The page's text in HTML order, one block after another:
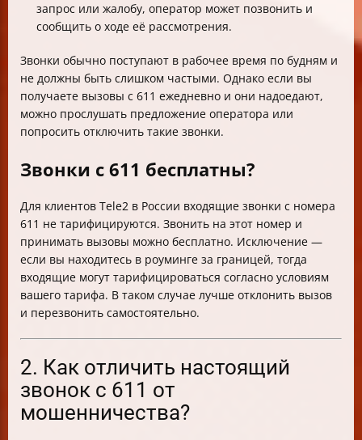
запрос или жалобу, оператор может позвонить и
сообщить о ходе её рассмотрения.
Звонки обычно поступают в рабочее время по будням и
не должны быть слишком частыми. Однако если вы
получаете вызовы с 611 ежедневно и они надоедают,
можно прослушать предложение оператора или
попросить отключить такие звонки.
Звонки с 611 бесплатны?
Для клиентов Tele2 в России входящие звонки с номера
611 не тарифицируются. Звонить на этот номер и
принимать вызовы можно бесплатно. Исключение —
если вы находитесь в роуминге за границей, тогда
входящие могут тарифицироваться согласно условиям
вашего тарифа. В таком случае лучше отклонить вызов
и перезвонить самостоятельно.
2. Как отличить настоящий
звонок с 611 от
мошенничества?